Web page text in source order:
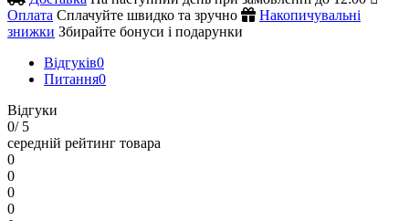
Оплата Сплачуйте швидко та зручно
Накопичувальні
знижки Збирайте бонуси і подарунки
Відгуків0
Питання0
Відгуки
0/ 5
середній рейтинг товара
0
0
0
0